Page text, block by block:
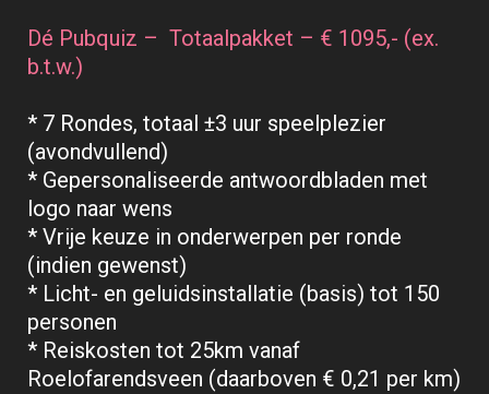
Dé Pubquiz – Totaalpakket – € 1095,- (ex.
b.t.w.)
* 7 Rondes, totaal ±3 uur speelplezier
(avondvullend)
* Gepersonaliseerde antwoordbladen met
logo naar wens
* Vrije keuze in onderwerpen per ronde
(indien gewenst)
* Licht- en geluidsinstallatie (basis) tot 150
personen
* Reiskosten tot 25km vanaf
Roelofarendsveen (daarboven € 0,21 per km)